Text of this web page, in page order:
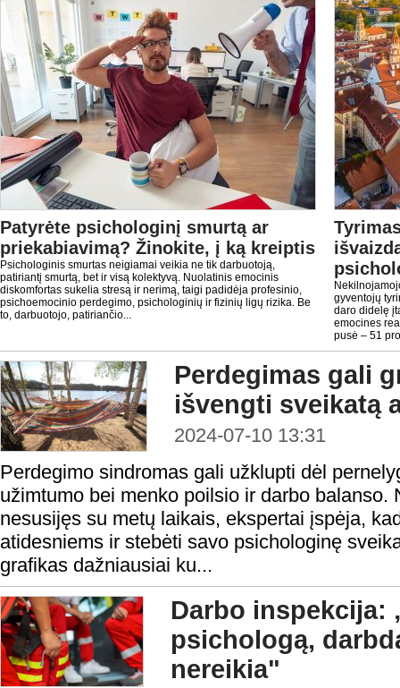
Patyrėte psichologinį smurtą ar
priekabiavimą? Žinokite, į ką kreiptis
Psichologinis smurtas neigiamai veikia ne tik darbuotoją,
patiriantį smurtą, bet ir visą kolektyvą. Nuolatinis emocinis
diskomfortas sukelia stresą ir nerimą, taigi padidėja profesinio,
psichoemocinio perdegimo, psichologinių ir fizinių ligų rizika. Be
to, darbuotojo, patiriančio...
gyventojų
daro didelę
emocines
pusė – 51
Perdegimas gali
išvengti sveikatą
2024-07-10 13:31
Perdegimo sindromas gali užklupti dėl
užimtumo bei menko poilsio ir darbo balanso.
nesusijęs su metų laikais, ekspertai įspėja,
atidesniems ir stebėti savo psichologinę
grafikas dažniausiai ku...
Darbo inspekcija:
psichologą,
nereikia"